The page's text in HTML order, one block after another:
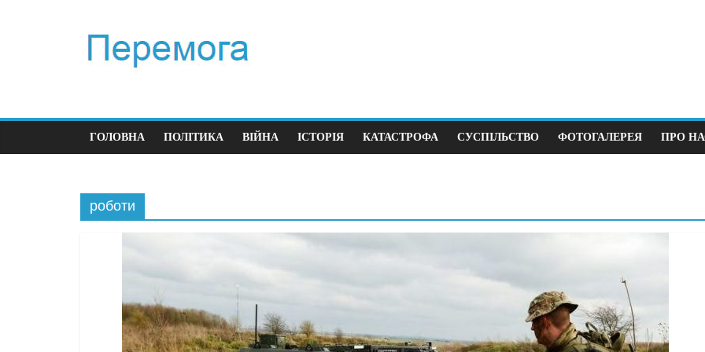
ГОЛОВНА ПОЛІТИКА ВІЙНА ІСТОРІЯ КАТАСТРОФА СУСПІЛЬСТВО ФОТОГАЛЕРЕЯ ПРО
роботи
В Німеччині 38
щодня
12.04.2026